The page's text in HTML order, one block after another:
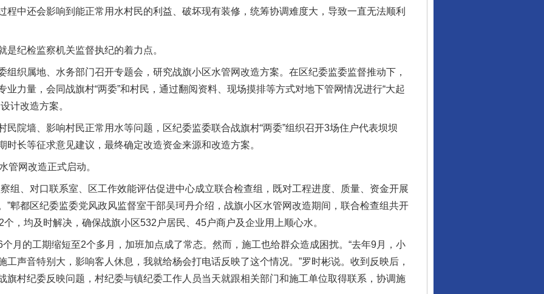
程中还会影响到能正常用水村民的利益、破坏现有装修，统筹协调难度大，导致一直无法顺利
检监察机关监督执纪的着力点。
属地、水务部门召开专题会，研究战旗小区水管网改造方案。在区纪委监委监督推动下，
业力量，会同战旗村“两委”和村民，通过翻阅资料、现场摸排等方式对地下管网情况进行“大起
计改造方案。
墙、影响村民正常用水等问题，区纪委监委联合战旗村“两委”组织召开3场住户代表坝坝
时长等征求意见建议，最终确定改造资金来源和改造方案。
网改造正式启动。
、对口联系室、区工作效能评估促进中心成立联合检查组，既对工程进度、质量、资金开展
”郫都区纪委监委党风政风监督室干部吴珂丹介绍，战旗小区水管网改造期间，联合检查组共开
，均及时解决，确保战旗小区532户居民、45户商户及企业用上顺心水。
的工期缩短至2个多月，加班加点成了常态。然而，施工也给群众造成困扰。“去年9月，小
工声音特别大，影响客人休息，我就给杨会打电话反映了这个情况。”罗时彬说。收到反映后，
旗村纪委反映问题，村纪委与镇纪委工作人员当天就跟相关部门和施工单位取得联系，协调施
一纸欠条伤亲情 巡回调解促和解.. 行业协会接连发公告